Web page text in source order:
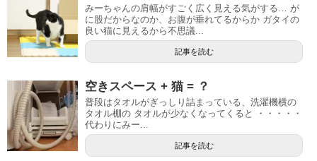
みーちゃんの肩幅がすごく広く見える気がする… が
に股だからなのか、お腹が垂れてるからか ガタイの
良い猫に見えるから不思議...
記事を読む
空きスペース + 猫 = ？
普段はタオルがぎっしり詰まっている、洗濯機横の
タオル棚の タオルが少なくなってくると ・・・・・
代わりにみー...
記事を読む